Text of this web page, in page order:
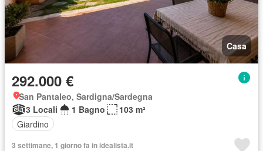
Casa
292.000 €
San Pantaleo, Sardigna/Sardegna
3 Locali
1 Bagno
103 m²
Giardino
3 settimane, 1 giorno fa in idealista.it